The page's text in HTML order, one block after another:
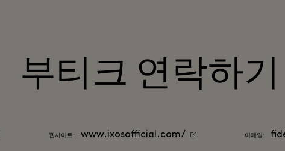
부티크 연락하기
웹사이트: www.ixosofficial.com/ 이메일: